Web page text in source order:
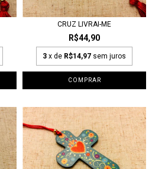
CRUZ LIVRAI-ME
R$44,90
3 x de R$14,97 sem juros